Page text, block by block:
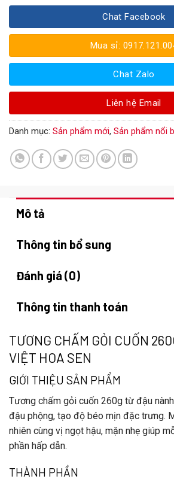
Chat Facebook
Mua sỉ:
Chat Zalo
Liên hệ Email
Danh mục: Sản phẩm mới, Sản phẩm nổi
Mô tả
Thông tin bổ sung
Đánh giá (0)
Thông tin thanh toán
TƯƠNG CHẤM GỎI CUỐN
VIỆT HOA SEN
GIỚI THIỆU SẢN PHẨM
Tương chấm gỏi cuốn 260g từ đậu
đậu phộng, tạo độ béo mịn đặc trưng.
nhiên cùng vị ngọt hậu, mặn nhẹ giúp
phần hấp dẫn.
THÀNH PHẦN